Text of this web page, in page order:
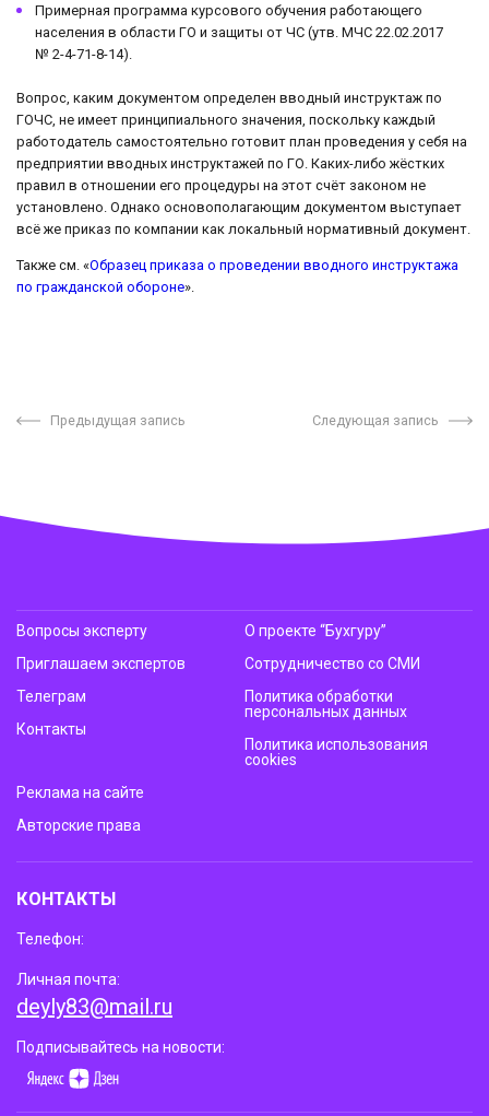
Примерная программа курсового обучения работающего
населения в области ГО и защиты от ЧС (утв. МЧС 22.02.2017
№ 2-4-71-8-14).
Вопрос, каким документом определен вводный инструктаж по
ГОЧС, не имеет принципиального значения, поскольку каждый
работодатель самостоятельно готовит план проведения у себя на
предприятии вводных инструктажей по ГО. Каких-либо жёстких
правил в отношении его процедуры на этот счёт законом не
установлено. Однако основополагающим документом выступает
всё же приказ по компании как локальный нормативный документ.
Также см. «Образец приказа о проведении вводного инструктажа
по гражданской обороне».
Предыдущая запись Следующая запись
Вопросы эксперту
Приглашаем экспертов
Телеграм
Контакты
О проекте “Бухгуру”
Сотрудничество со СМИ
Политика обработки
персональных данных
Политика использования
cookies
Реклама на сайте
Авторские права
КОНТАКТЫ
Телефон:
Личная почта:
deyly83@mail.ru
Подписывайтесь на новости: